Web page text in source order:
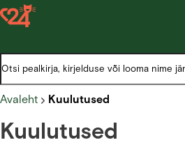
Avaleht Kuulutused
Kuulutused